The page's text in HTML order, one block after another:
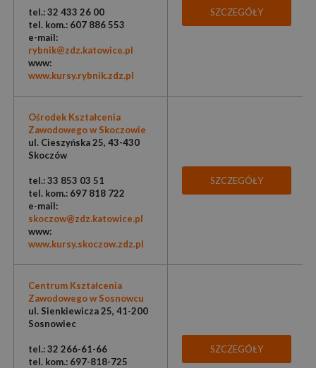
tel.: 32 433 26 00
tel. kom.: 607 886 553
e-mail:
rybnik@zdz.katowice.pl
www:
www.kursy.rybnik.zdz.pl
SZCZEGÓŁY
Ośrodek Kształcenia
Zawodowego w Skoczowie
ul. Cieszyńska 25, 43-430
Skoczów
tel.: 33 853 03 51
tel. kom.: 697 818 722
e-mail:
skoczow@zdz.katowice.pl
www:
www.kursy.skoczow.zdz.pl
SZCZEGÓŁY
Centrum Kształcenia
Zawodowego w Sosnowcu
ul. Sienkiewicza 25, 41-200
Sosnowiec
tel.: 32 266-61-66
tel. kom.: 697-818-725
SZCZEGÓŁY